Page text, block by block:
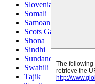
Slovenian
Somali
Samoan
Scots Gaelic
Shona
Sindhi
Sundanese
Swahili
Tajik